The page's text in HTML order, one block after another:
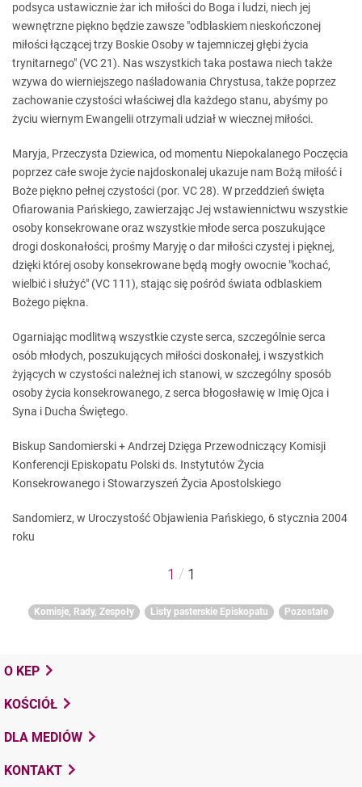
podsyca ustawicznie żar ich miłości do Boga i ludzi, niech jej
wewnętrzne piękno będzie zawsze "odblaskiem nieskończonej
miłości łączącej trzy Boskie Osoby w tajemniczej głębi życia
trynitarnego" (VC 21). Nas wszystkich taka postawa niech także
wzywa do wierniejszego naśladowania Chrystusa, także poprzez
zachowanie czystości właściwej dla każdego stanu, abyśmy po
życiu wiernym Ewangelii otrzymali udział w wiecznej miłości.
Maryja, Przeczysta Dziewica, od momentu Niepokalanego Poczęcia
poprzez całe swoje życie najdoskonalej ukazuje nam Bożą miłość i
Boże piękno pełnej czystości (por. VC 28). W przeddzień święta
Ofiarowania Pańskiego, zawierzając Jej wstawiennictwu wszystkie
osoby konsekrowane oraz wszystkie młode serca poszukujące
drogi doskonałości, prośmy Maryję o dar miłości czystej i pięknej,
dzięki której osoby konsekrowane będą mogły owocnie "kochać,
wielbić i służyć" (VC 111), stając się pośród świata odblaskiem
Bożego piękna.
Ogarniając modlitwą wszystkie czyste serca, szczególnie serca
osób młodych, poszukujących miłości doskonałej, i wszystkich
żyjących w czystości należnej ich stanowi, w szczególny sposób
osoby życia konsekrowanego, z serca błogosławię w Imię Ojca i
Syna i Ducha Świętego.
Biskup Sandomierski + Andrzej Dzięga Przewodniczący Komisji
Konferencji Episkopatu Polski ds. Instytutów Życia
Konsekrowanego i Stowarzyszeń Życia Apostolskiego
Sandomierz, w Uroczystość Objawienia Pańskiego, 6 stycznia 2004
roku
1 / 1
Komisje, Rady, Zespoły Listy pasterskie Episkopatu Pozostałe
O KEP
KOŚCIÓŁ
DLA MEDIÓW
KONTAKT